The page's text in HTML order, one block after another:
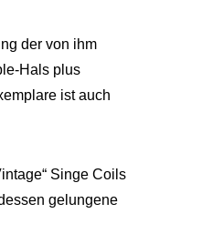
der von ihm
Hals plus
ist auch
Singe Coils
gelungene